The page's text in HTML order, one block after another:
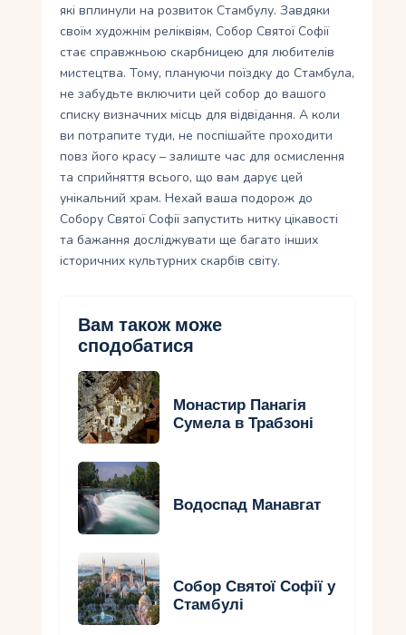
які вплинули на розвиток Стамбулу. Завдяки
своїм художнім реліквіям, Собор Святої Софії
стає справжньою скарбницею для любителів
мистецтва. Тому, плануючи поїздку до Стамбула,
не забудьте включити цей собор до вашого
списку визначних місць для відвідання. А коли
ви потрапите туди, не поспішайте проходити
повз його красу – залиште час для осмислення
та сприйняття всього, що вам дарує цей
унікальний храм. Нехай ваша подорож до
Собору Святої Софії запустить нитку цікавості
та бажання досліджувати ще багато інших
історичних культурних скарбів світу.
Вам також може
сподобатися
Монастир Панагія
Сумела в Трабзоні
Водоспад Манавгат
Собор Святої Софії у
Стамбулі